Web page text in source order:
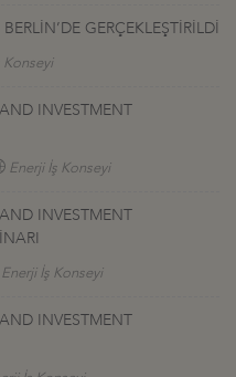
GERÇEKLEŞTİRİLDİ
Konseyi
INVESTMENT
Enerji İş Konseyi
INVESTMENT
Enerji İş Konseyi
INVESTMENT